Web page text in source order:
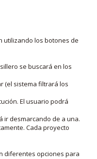
utilizando los botones de
se buscará en los
(el sistema filtrará los
El usuario podrá
ir desmarcando de a una.
Cada proyecto
diferentes opciones para